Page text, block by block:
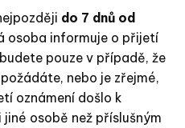
do 7 dnů od
osoba informuje o přijetí
pouze v případě, že
nebo je zřejmé,
oznámení došlo k
osobě než příslušným